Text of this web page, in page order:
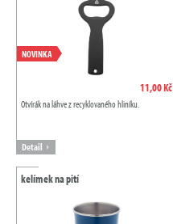
NOVINKA
11,00 Kč
Otvírák na láhve z recyklovaného hliníku.
Detail
kelímek na pití